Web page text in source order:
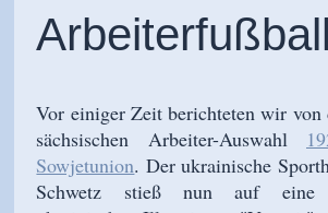
Vor einiger Zeit berichteten wir von
sächsischen Arbeiter-Auswahl
Sowjetunion. Der ukrainische
Schwetz stieß nun auf eine